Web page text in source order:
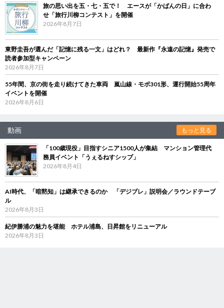
旅の思い出を五・七・五で！ エースが「かばんの日」に合わ
せ「旅行川柳コンテスト」を開催
2026年8月7日
東野圭吾が選んだ「記憶に残る一文」はどれ？ 最新作『永遠の記憶』発売で
読者参加型キャンペーン
2026年8月7日
55年間、京の街を走り続けてきた車両 嵐山線・モボ301形、運行開始55周年
イベントを開催
2026年8月6日
動画 もっと見る
「100歳現役」目指すシニア1500人が集結 マンション管理代
務員イベント「うぇるねすシップ」
2026年8月4日
AI時代、「暗黙知」は継承できるのか 「デジブレ」説明会／ラウンドテーブ
ル
2026年8月3日
紀伊勝浦の魅力を堪能 ホテル浦島、日昇館をリニューアル
2026年8月3日